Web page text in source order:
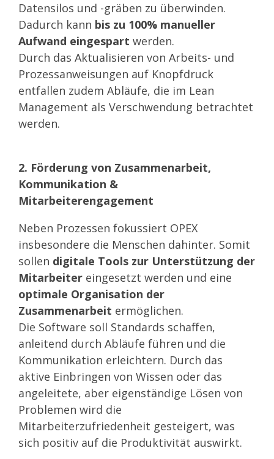
Datensilos und -gräben zu überwinden.
Dadurch kann bis zu 100% manueller
Aufwand eingespart werden.
Durch das Aktualisieren von Arbeits- und
Prozessanweisungen auf Knopfdruck
entfallen zudem Abläufe, die im Lean
Management als Verschwendung betrachtet
werden.
2. Förderung von Zusammenarbeit,
Kommunikation &
Mitarbeiterengagement
Neben Prozessen fokussiert OPEX
insbesondere die Menschen dahinter. Somit
sollen digitale Tools zur Unterstützung der
Mitarbeiter eingesetzt werden und eine
optimale Organisation der
Zusammenarbeit ermöglichen.
Die Software soll Standards schaffen,
anleitend durch Abläufe führen und die
Kommunikation erleichtern. Durch das
aktive Einbringen von Wissen oder das
angeleitete, aber eigenständige Lösen von
Problemen wird die
Mitarbeiterzufriedenheit gesteigert, was
sich positiv auf die Produktivität auswirkt.